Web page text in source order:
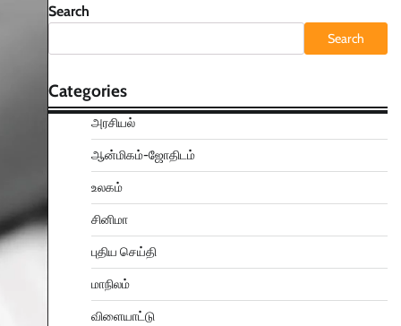
Search
Search
Categories
அரசியல்
ஆன்மிகம்-ஜோதிடம்
உலகம்
சினிமா
புதிய செய்தி
மாநிலம்
விளையாட்டு